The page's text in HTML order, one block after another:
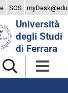
SOS myDesk@edu
Università
degli Studi
di Ferrara